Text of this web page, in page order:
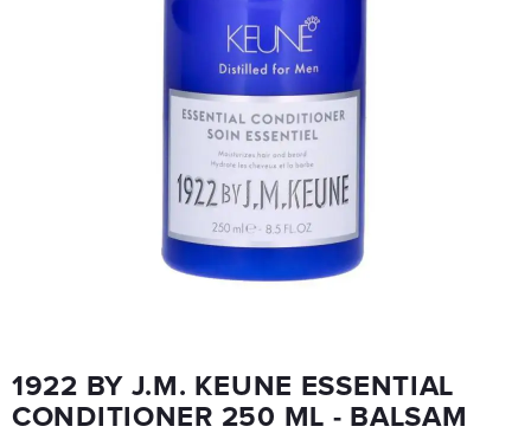
Schwarzkopf BlondMe Purple Shampoo 300ml - Schampo
289 kr 173,40 kr
LÄGG I VARUKORGEN
1922 BY J.M. KEUNE ESSENTIAL
CONDITIONER 250 ML - BALSAM